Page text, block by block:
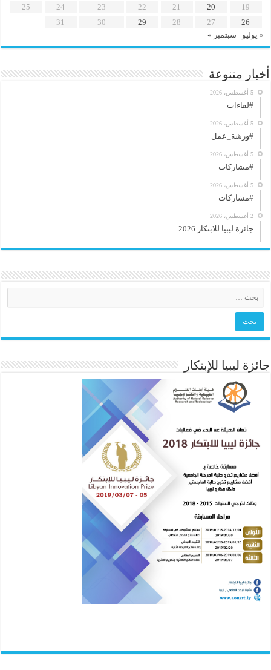
19
20
21
22
23
24
25
26
27
28
29
30
31
« يوليو
سبتمبر »
أخبار متنوعة
5 أغسطس، 2026
#لقاءات
5 أغسطس، 2026
#ورشة_عمل
5 أغسطس، 2026
#مشاركات
5 أغسطس، 2026
#مشاركات
2 أغسطس، 2026
جائزة ليبيا للابتكار 2026
جائزة ليبيا للإبتكار